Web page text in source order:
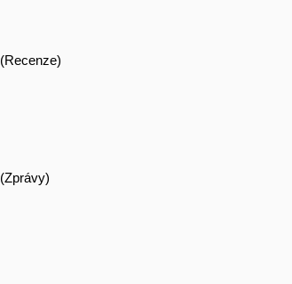
(Recenze)
(Zprávy)